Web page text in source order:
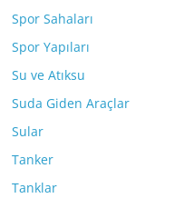
Spor Sahaları
Spor Yapıları
Su ve Atıksu
Suda Giden Araçlar
Sular
Tanker
Tanklar